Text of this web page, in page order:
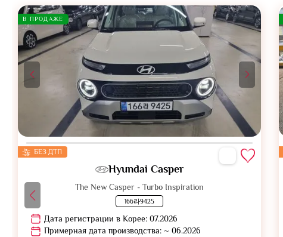
В ПРОДАЖЕ
БЕЗ ДТП
Hyundai Casper
The New Casper - Turbo Inspiration
166라9425
Дата регистрации в Корее: 07.2026
Примерная дата производства: ~ 06.2026